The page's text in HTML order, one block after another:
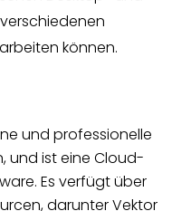
können.
und professionelle
und ist eine Cloud-
Es verfügt über
darunter Vektor